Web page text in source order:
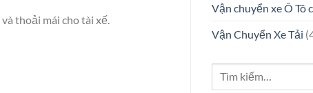
thoải mái cho tài xế.
Vận chuyển xe Ô Tô
Vận Chuyển Xe Tải